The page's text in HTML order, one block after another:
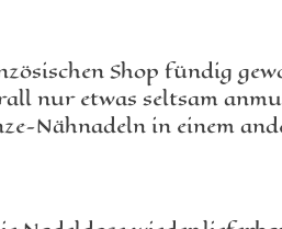
Shop fündig
nur etwas seltsam
Nähnadeln in einem